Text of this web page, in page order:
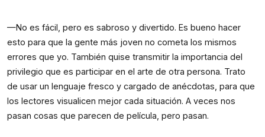
—No es fácil, pero es sabroso y divertido. Es bueno hacer
esto para que la gente más joven no cometa los mismos
errores que yo. También quise transmitir la importancia del
privilegio que es participar en el arte de otra persona. Trato
de usar un lenguaje fresco y cargado de anécdotas, para que
los lectores visualicen mejor cada situación. A veces nos
pasan cosas que parecen de película, pero pasan.